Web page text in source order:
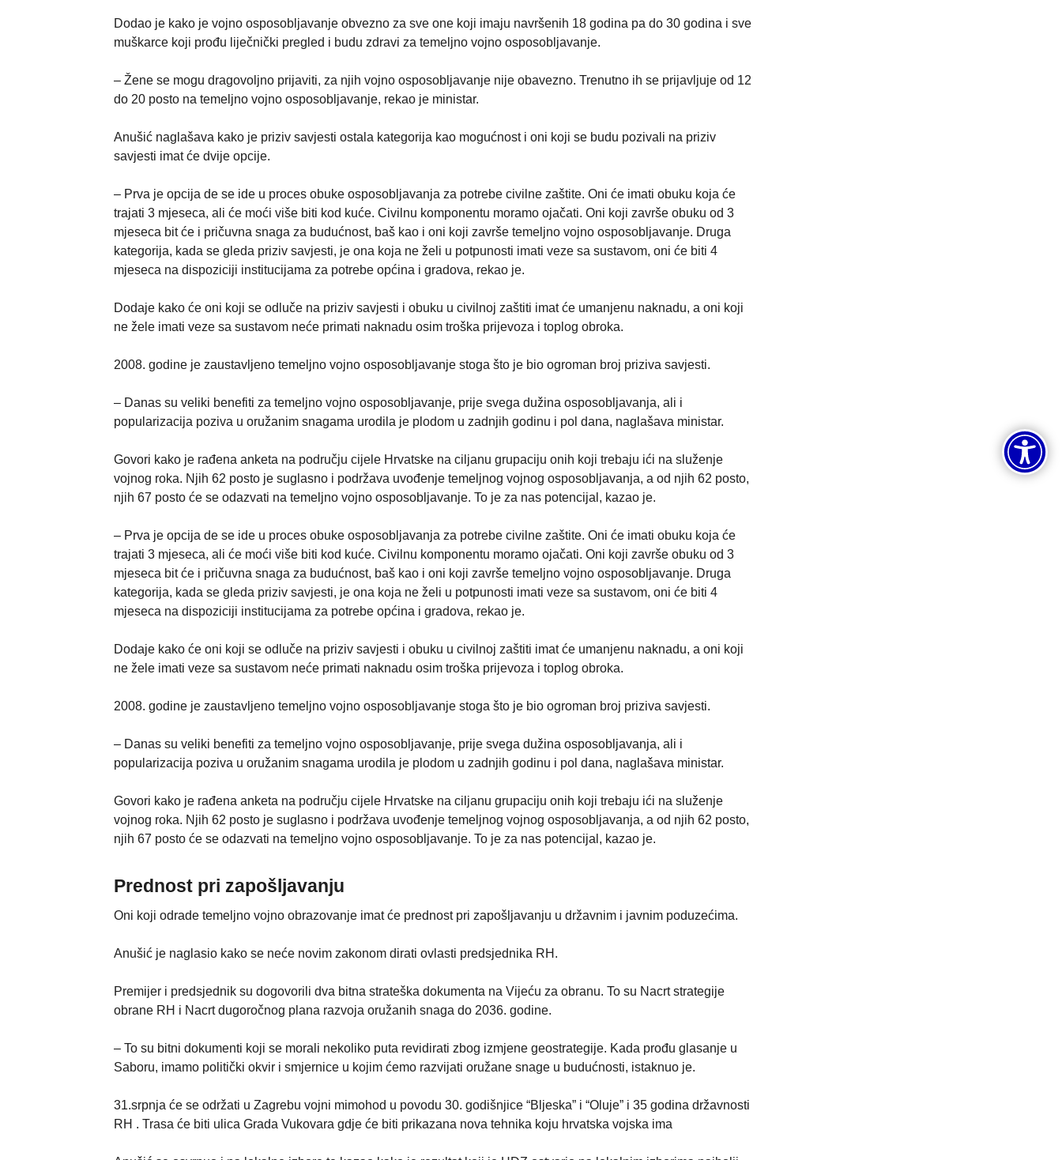
Dodao je kako je vojno osposobljavanje obvezno za sve one koji imaju navršenih 18 godina pa do 30 godina i sve
muškarce koji prođu liječnički pregled i budu zdravi za temeljno vojno osposobljavanje.
– Žene se mogu dragovoljno prijaviti, za njih vojno osposobljavanje nije obavezno. Trenutno ih se prijavljuje od 12
do 20 posto na temeljno vojno osposobljavanje, rekao je ministar.
Anušić naglašava kako je priziv savjesti ostala kategorija kao mogućnost i oni koji se budu pozivali na priziv
savjesti imat će dvije opcije.
– Prva je opcija de se ide u proces obuke osposobljavanja za potrebe civilne zaštite. Oni će imati obuku koja će
trajati 3 mjeseca, ali će moći više biti kod kuće. Civilnu komponentu moramo ojačati. Oni koji završe obuku od 3
mjeseca bit će i pričuvna snaga za budućnost, baš kao i oni koji završe temeljno vojno osposobljavanje. Druga
kategorija, kada se gleda priziv savjesti, je ona koja ne želi u potpunosti imati veze sa sustavom, oni će biti 4
mjeseca na dispoziciji institucijama za potrebe općina i gradova, rekao je.
Dodaje kako će oni koji se odluče na priziv savjesti i obuku u civilnoj zaštiti imat će umanjenu naknadu, a oni koji
ne žele imati veze sa sustavom neće primati naknadu osim troška prijevoza i toplog obroka.
2008. godine je zaustavljeno temeljno vojno osposobljavanje stoga što je bio ogroman broj priziva savjesti.
– Danas su veliki benefiti za temeljno vojno osposobljavanje, prije svega dužina osposobljavanja, ali i
popularizacija poziva u oružanim snagama urodila je plodom u zadnjih godinu i pol dana, naglašava ministar.
Govori kako je rađena anketa na području cijele Hrvatske na ciljanu grupaciju onih koji trebaju ići na služenje
vojnog roka. Njih 62 posto je suglasno i podržava uvođenje temeljnog vojnog osposobljavanja, a od njih 62 posto,
njih 67 posto će se odazvati na temeljno vojno osposobljavanje. To je za nas potencijal, kazao je.
– Prva je opcija de se ide u proces obuke osposobljavanja za potrebe civilne zaštite. Oni će imati obuku koja će
trajati 3 mjeseca, ali će moći više biti kod kuće. Civilnu komponentu moramo ojačati. Oni koji završe obuku od 3
mjeseca bit će i pričuvna snaga za budućnost, baš kao i oni koji završe temeljno vojno osposobljavanje. Druga
kategorija, kada se gleda priziv savjesti, je ona koja ne želi u potpunosti imati veze sa sustavom, oni će biti 4
mjeseca na dispoziciji institucijama za potrebe općina i gradova, rekao je.
Dodaje kako će oni koji se odluče na priziv savjesti i obuku u civilnoj zaštiti imat će umanjenu naknadu, a oni koji
ne žele imati veze sa sustavom neće primati naknadu osim troška prijevoza i toplog obroka.
2008. godine je zaustavljeno temeljno vojno osposobljavanje stoga što je bio ogroman broj priziva savjesti.
– Danas su veliki benefiti za temeljno vojno osposobljavanje, prije svega dužina osposobljavanja, ali i
popularizacija poziva u oružanim snagama urodila je plodom u zadnjih godinu i pol dana, naglašava ministar.
Govori kako je rađena anketa na području cijele Hrvatske na ciljanu grupaciju onih koji trebaju ići na služenje
vojnog roka. Njih 62 posto je suglasno i podržava uvođenje temeljnog vojnog osposobljavanja, a od njih 62 posto,
njih 67 posto će se odazvati na temeljno vojno osposobljavanje. To je za nas potencijal, kazao je.
Prednost pri zapošljavanju
Oni koji odrade temeljno vojno obrazovanje imat će prednost pri zapošljavanju u državnim i javnim poduzećima.
Anušić je naglasio kako se neće novim zakonom dirati ovlasti predsjednika RH.
Premijer i predsjednik su dogovorili dva bitna strateška dokumenta na Vijeću za obranu. To su Nacrt strategije
obrane RH i Nacrt dugoročnog plana razvoja oružanih snaga do 2036. godine.
– To su bitni dokumenti koji se morali nekoliko puta revidirati zbog izmjene geostrategije. Kada prođu glasanje u
Saboru, imamo politički okvir i smjernice u kojim ćemo razvijati oružane snage u budućnosti, istaknuo je.
31.srpnja će se održati u Zagrebu vojni mimohod u povodu 30. godišnjice “Bljeska” i “Oluje” i 35 godina državnosti
RH . Trasa će biti ulica Grada Vukovara gdje će biti prikazana nova tehnika koju hrvatska vojska ima